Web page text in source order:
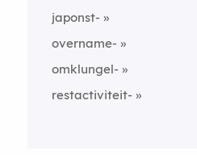
japonst-
overname-
omklungel-
restactiviteit-